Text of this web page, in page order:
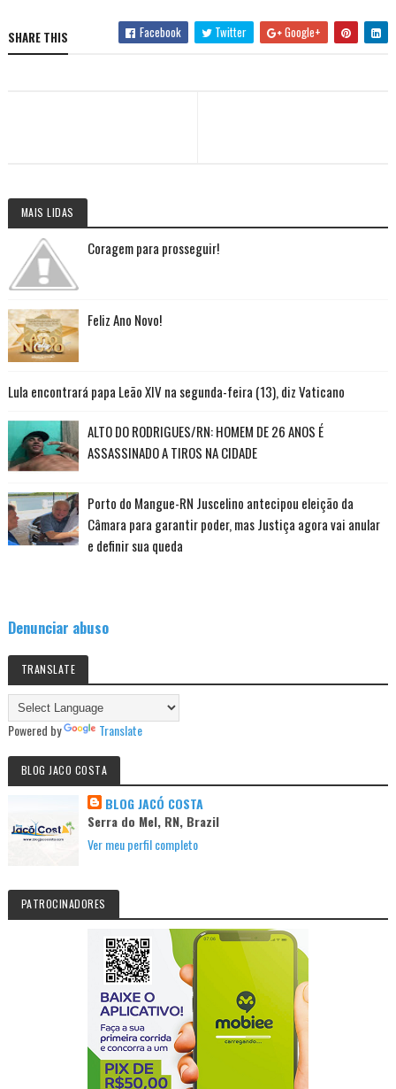
SHARE THIS Facebook Twitter Google+
MAIS LIDAS
Coragem para prosseguir!
Feliz Ano Novo!
Lula encontrará papa Leão XIV na segunda-feira (13), diz Vaticano
ALTO DO RODRIGUES/RN: HOMEM DE 26 ANOS É
ASSASSINADO A TIROS NA CIDADE
Porto do Mangue-RN Juscelino antecipou eleição da
Câmara para garantir poder, mas Justiça agora vai anular
e definir sua queda
Denunciar abuso
TRANSLATE
Powered by Translate
BLOG JACO COSTA
BLOG JACÓ COSTA
Serra do Mel, RN, Brazil
Ver meu perfil completo
PATROCINADORES